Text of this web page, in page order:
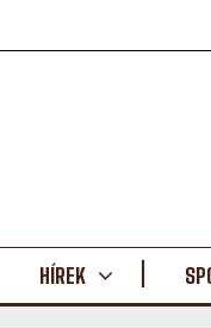
HÍREK